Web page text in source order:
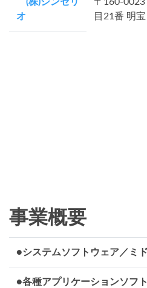
オ
目21番 明
事業概要
●システムソフトウェア／ミ
●各種アプリケーションソフ